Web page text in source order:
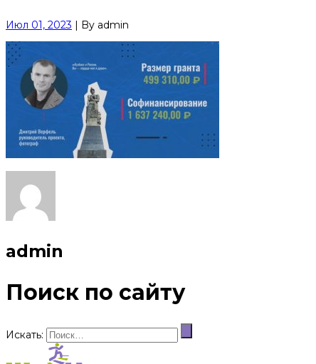
Июл 01, 2023 | By admin
admin
Поиск по сайту
Искать: